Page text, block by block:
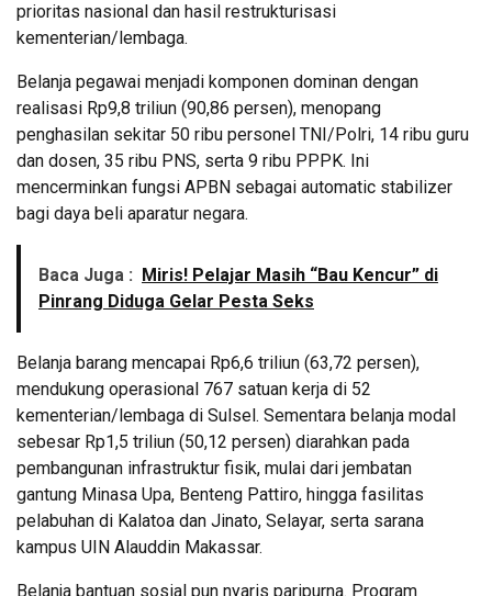
prioritas nasional dan hasil restrukturisasi
kementerian/lembaga.
Belanja pegawai menjadi komponen dominan dengan
realisasi Rp9,8 triliun (90,86 persen), menopang
penghasilan sekitar 50 ribu personel TNI/Polri, 14 ribu guru
dan dosen, 35 ribu PNS, serta 9 ribu PPPK. Ini
mencerminkan fungsi APBN sebagai automatic stabilizer
bagi daya beli aparatur negara.
Baca Juga :
Miris! Pelajar Masih “Bau Kencur” di
Pinrang Diduga Gelar Pesta Seks
Belanja barang mencapai Rp6,6 triliun (63,72 persen),
mendukung operasional 767 satuan kerja di 52
kementerian/lembaga di Sulsel. Sementara belanja modal
sebesar Rp1,5 triliun (50,12 persen) diarahkan pada
pembangunan infrastruktur fisik, mulai dari jembatan
gantung Minasa Upa, Benteng Pattiro, hingga fasilitas
pelabuhan di Kalatoa dan Jinato, Selayar, serta sarana
kampus UIN Alauddin Makassar.
Belanja bantuan sosial pun nyaris paripurna. Program